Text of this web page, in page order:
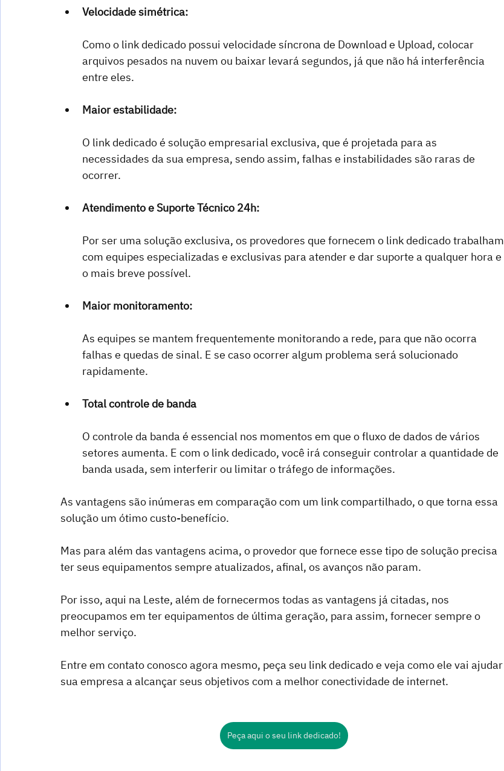
Velocidade simétrica:
Como o link dedicado possui velocidade síncrona de Download e Upload, colocar
arquivos pesados na nuvem ou baixar levará segundos, já que não há interferência
entre eles.
Maior estabilidade:
O link dedicado é solução empresarial exclusiva, que é projetada para as
necessidades da sua empresa, sendo assim, falhas e instabilidades são raras de
ocorrer.
Atendimento e Suporte Técnico 24h:
Por ser uma solução exclusiva, os provedores que fornecem o link dedicado trabalham
com equipes especializadas e exclusivas para atender e dar suporte a qualquer hora e
o mais breve possível.
Maior monitoramento:
As equipes se mantem frequentemente monitorando a rede, para que não ocorra
falhas e quedas de sinal. E se caso ocorrer algum problema será solucionado
rapidamente.
Total controle de banda
O controle da banda é essencial nos momentos em que o fluxo de dados de vários
setores aumenta. E com o link dedicado, você irá conseguir controlar a quantidade de
banda usada, sem interferir ou limitar o tráfego de informações.
As vantagens são inúmeras em comparação com um link compartilhado, o que torna essa
solução um ótimo custo-benefício.
Mas para além das vantagens acima, o provedor que fornece esse tipo de solução precisa
ter seus equipamentos sempre atualizados, afinal, os avanços não param.
Por isso, aqui na Leste, além de fornecermos todas as vantagens já citadas, nos
preocupamos em ter equipamentos de última geração, para assim, fornecer sempre o
melhor serviço.
Entre em contato conosco agora mesmo, peça seu link dedicado e veja como ele vai ajudar
sua empresa a alcançar seus objetivos com a melhor conectividade de internet.
Peça aqui o seu link dedicado!